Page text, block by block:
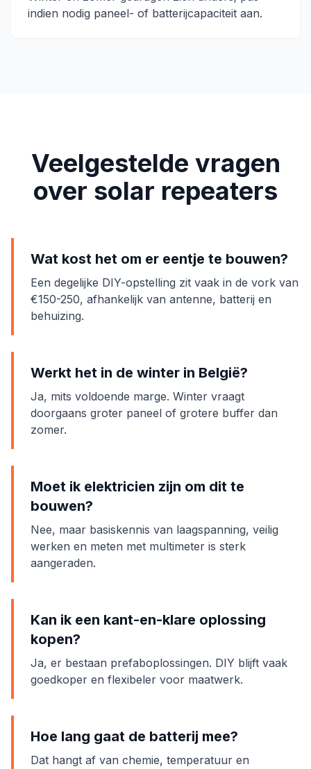
indien nodig paneel- of batterijcapaciteit aan.
Veelgestelde vragen
over solar repeaters
Wat kost het om er eentje te bouwen?
Een degelijke DIY-opstelling zit vaak in de vork van
€150-250, afhankelijk van antenne, batterij en
behuizing.
Werkt het in de winter in België?
Ja, mits voldoende marge. Winter vraagt
doorgaans groter paneel of grotere buffer dan
zomer.
Moet ik elektricien zijn om dit te
bouwen?
Nee, maar basiskennis van laagspanning, veilig
werken en meten met multimeter is sterk
aangeraden.
Kan ik een kant-en-klare oplossing
kopen?
Ja, er bestaan prefaboplossingen. DIY blijft vaak
goedkoper en flexibeler voor maatwerk.
Hoe lang gaat de batterij mee?
Dat hangt af van chemie, temperatuur en